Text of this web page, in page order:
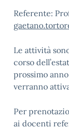
Referente:
Le attività
corso
prossimo
verranno
Per
ai docenti